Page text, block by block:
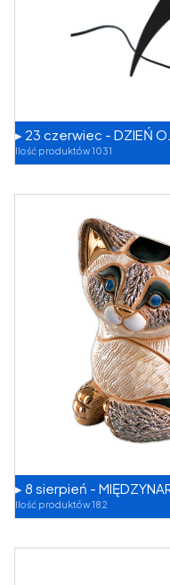
▸ 23 czerwiec - DZIEŃ
Ilość produktów 1031
▸ 8 sierpień -
Ilość produktów 182